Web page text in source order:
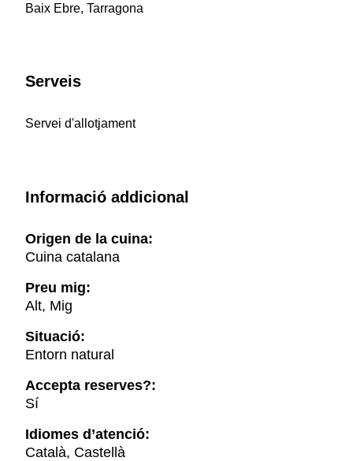
Baix Ebre, Tarragona
Serveis
Servei d'allotjament
Informació addicional
Origen de la cuina:
Cuina catalana
Preu mig:
Alt, Mig
Situació:
Entorn natural
Accepta reserves?:
Sí
Idiomes d’atenció:
Català, Castellà